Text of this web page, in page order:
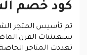
كود خصم
تم تأسيس المتجر
سبعينيات القرن
تعددت المتاجر